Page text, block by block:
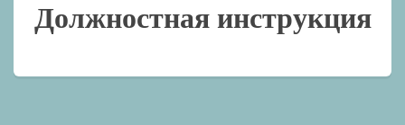
Должностная инструкция